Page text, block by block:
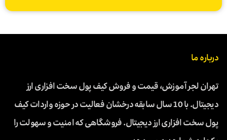
درباره ما
تهران لجر آموزش، قیمت و فروش کیف پول سخت افزاری ارز
دیجیتال. با 10 سال سابقه درخشان فعالیت در حوزه واردات کیف
پول سخت افزاری ارز دیجیتال. فروشگاهی که امنیت و سهولت را